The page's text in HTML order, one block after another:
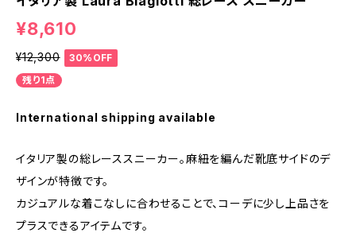
¥8,610
¥12,300
30%OFF
残り1点
International shipping available
イタリア製の総レーススニーカー。麻紐を編んだ靴底サイドのデ
ザインが特徴です。
カジュアルな着こなしに合わせることで、コーデに少し上品さを
プラスできるアイテムです。